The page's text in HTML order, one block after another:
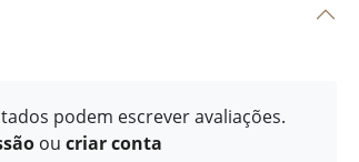
podem escrever avaliações.
ou criar conta